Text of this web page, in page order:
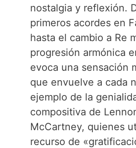
nostalgia y reflexión.
primeros acordes en
hasta el cambio a Re
progresión armónica
evoca una sensación
que envuelve a cada
ejemplo de la
compositiva de
McCartney, quienes
recurso de